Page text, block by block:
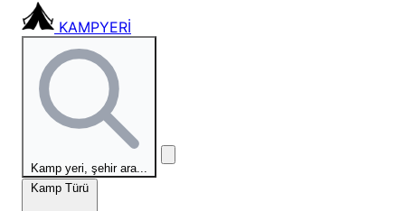
KAMPYERİ
Kamp yeri, şehir ara...
Kamp Türü